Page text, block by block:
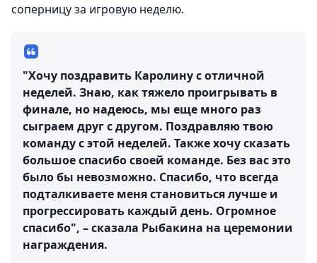
соперницу за игровую неделю.
"Хочу поздравить Каролину с отличной
неделей. Знаю, как тяжело проигрывать в
финале, но надеюсь, мы еще много раз
сыграем друг с другом. Поздравляю твою
команду с этой неделей. Также хочу сказать
большое спасибо своей команде. Без вас это
было бы невозможно. Спасибо, что всегда
подталкиваете меня становиться лучше и
прогрессировать каждый день. Огромное
спасибо", – сказала Рыбакина на церемонии
награждения.